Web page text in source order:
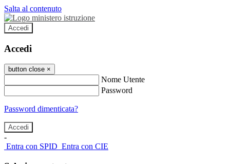
Salta al contenuto
Accedi
Accedi
button close ×
Nome Utente
Password
Password dimenticata?
-
Entra con SPID Entra con CIE